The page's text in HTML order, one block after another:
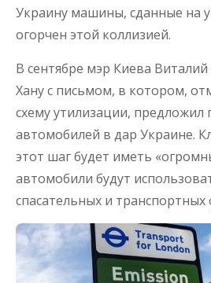
Украину машины, сданные на
огорчен этой коллизией.
В сентябре мэр Киева
Хану с письмом, в котором,
схему утилизации, предложил
автомобилей в дар Украине.
этот шаг будет иметь
автомобили будут
спасательных и транспортных